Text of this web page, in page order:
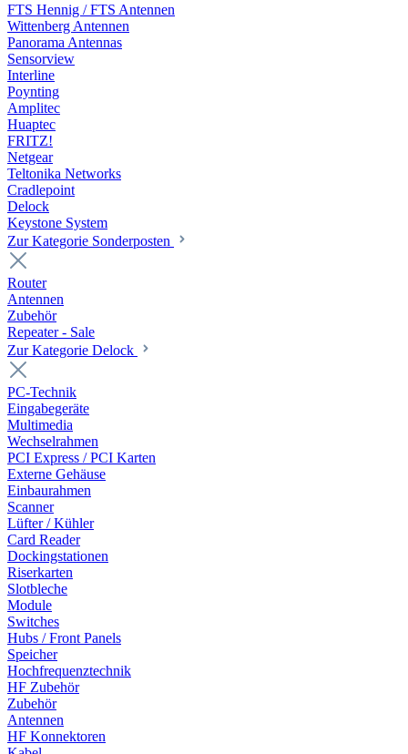
FTS Hennig / FTS Antennen
Wittenberg Antennen
Panorama Antennas
Sensorview
Interline
Poynting
Amplitec
Huaptec
FRITZ!
Netgear
Teltonika Networks
Cradlepoint
Delock
Keystone System
Zur Kategorie Sonderposten
Router
Antennen
Zubehör
Repeater - Sale
Zur Kategorie Delock
PC-Technik
Eingabegeräte
Multimedia
Wechselrahmen
PCI Express / PCI Karten
Externe Gehäuse
Einbaurahmen
Scanner
Lüfter / Kühler
Card Reader
Dockingstationen
Riserkarten
Slotbleche
Module
Switches
Hubs / Front Panels
Speicher
Hochfrequenztechnik
HF Zubehör
Zubehör
Antennen
HF Konnektoren